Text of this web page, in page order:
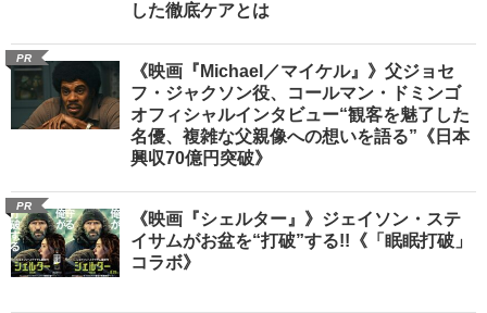
した徹底ケアとは
PR
《映画『Michael／マイケル』》父ジョセ
フ・ジャクソン役、コールマン・ドミンゴ
オフィシャルインタビュー“観客を魅了した
名優、複雑な父親像への想いを語る”《日本
興収70億円突破》
PR
《映画『シェルター』》ジェイソン・ステ
イサムがお盆を“打破”する!!《「眠眠打破」
コラボ》